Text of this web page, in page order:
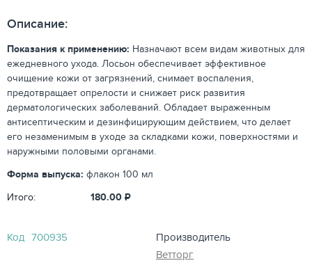
Описание:
Показания к применению: Назначают всем видам животных для
ежедневного ухода. Лосьон обеспечивает эффективное
очищение кожи от загрязнений, снимает воспаления,
предотвращает опрелости и снижает риск развития
дерматологических заболеваний. Обладает выраженным
антисептическим и дезинфицирующим действием, что делает
его незаменимым в уходе за складками кожи, поверхностями и
наружными половыми органами.
Форма выпуска: флакон 100 мл
Итого:
180.00 ₽
Код 700935
Производитель
Ветторг